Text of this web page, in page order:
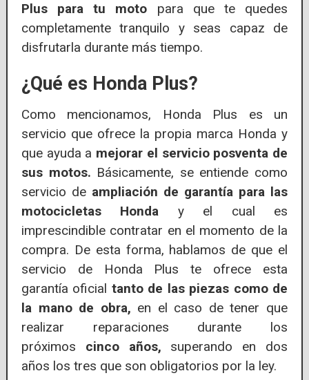
Plus para tu moto para que te quedes
completamente tranquilo y seas capaz de
disfrutarla durante más tiempo.
¿Qué es Honda Plus?
Como mencionamos, Honda Plus es un
servicio que ofrece la propia marca Honda y
que ayuda a mejorar el servicio posventa de
sus motos. Básicamente, se entiende como
servicio deampliación de garantía para las
motocicletas Honda y el cual es
imprescindible contratar en el momento de la
compra. De esta forma, hablamos de que el
servicio de Honda Plus te ofrece esta
garantía oficial tanto de las piezas como de
la mano de obra, en el caso de tener que
realizar reparaciones durante los
próximos cinco años, superando en dos
años los tres que son obligatorios por la ley.